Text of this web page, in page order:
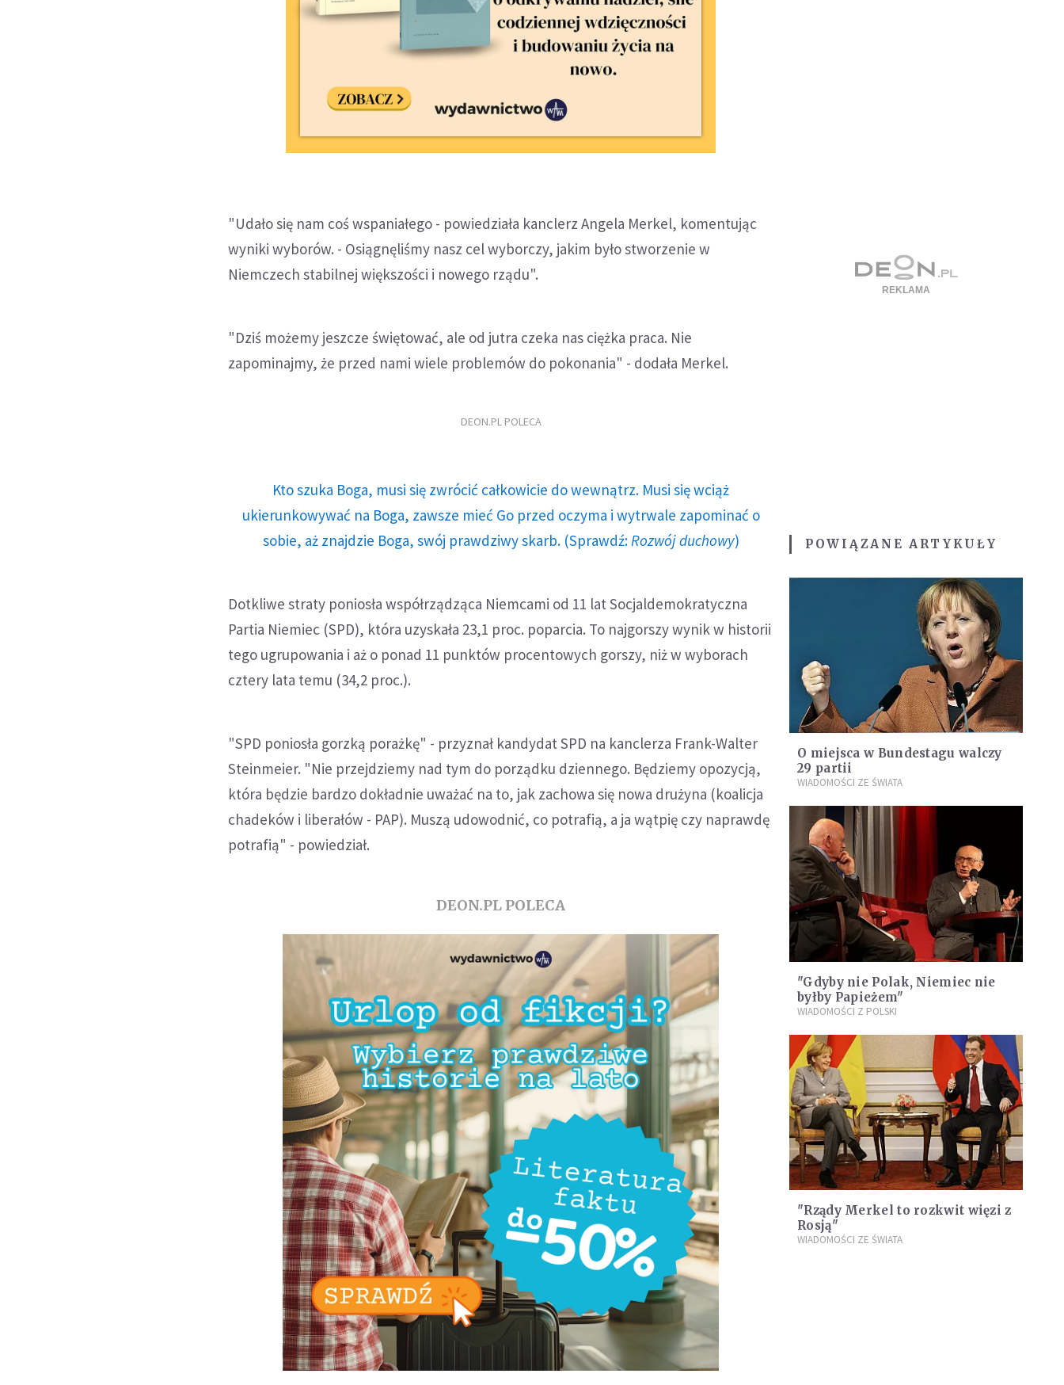
"Udało się nam coś wspaniałego - powiedziała kanclerz Angela Merkel, komentując
wyniki wyborów. - Osiągnęliśmy nasz cel wyborczy, jakim było stworzenie w
Niemczech stabilnej większości i nowego rządu".
"Dziś możemy jeszcze świętować, ale od jutra czeka nas ciężka praca. Nie
zapominajmy, że przed nami wiele problemów do pokonania" - dodała Merkel.
DEON.PL POLECA
Kto szuka Boga, musi się zwrócić całkowicie do wewnątrz. Musi się wciąż
ukierunkowywać na Boga, zawsze mieć Go przed oczyma i wytrwale zapominać o
sobie, aż znajdzie Boga, swój prawdziwy skarb. (Sprawdź: Rozwój duchowy)
Dotkliwe straty poniosła współrządząca Niemcami od 11 lat Socjaldemokratyczna
Partia Niemiec (SPD), która uzyskała 23,1 proc. poparcia. To najgorszy wynik w historii
tego ugrupowania i aż o ponad 11 punktów procentowych gorszy, niż w wyborach
cztery lata temu (34,2 proc.).
"SPD poniosła gorzką porażkę" - przyznał kandydat SPD na kanclerza Frank-Walter
Steinmeier. "Nie przejdziemy nad tym do porządku dziennego. Będziemy opozycją,
która będzie bardzo dokładnie uważać na to, jak zachowa się nowa drużyna (koalicja
chadeków i liberałów - PAP). Muszą udowodnić, co potrafią, a ja wątpię czy naprawdę
potrafią" - powiedział.
DEON.PL POLECA
POWIĄZANE ARTYKUŁY
O miejsca w Bundestagu walczy
29 partii
WIADOMOŚCI ZE ŚWIATA
"Gdyby nie Polak, Niemiec nie
byłby Papieżem"
WIADOMOŚCI Z POLSKI
"Rządy Merkel to rozkwit więzi z
Rosją"
WIADOMOŚCI ZE ŚWIATA